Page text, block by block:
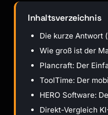
Inhaltsverzeichnis
Die kurze Antwort
Wie groß ist der
Plancraft: Der
ToolTime: Der
HERO Software:
Direkt-Vergleich